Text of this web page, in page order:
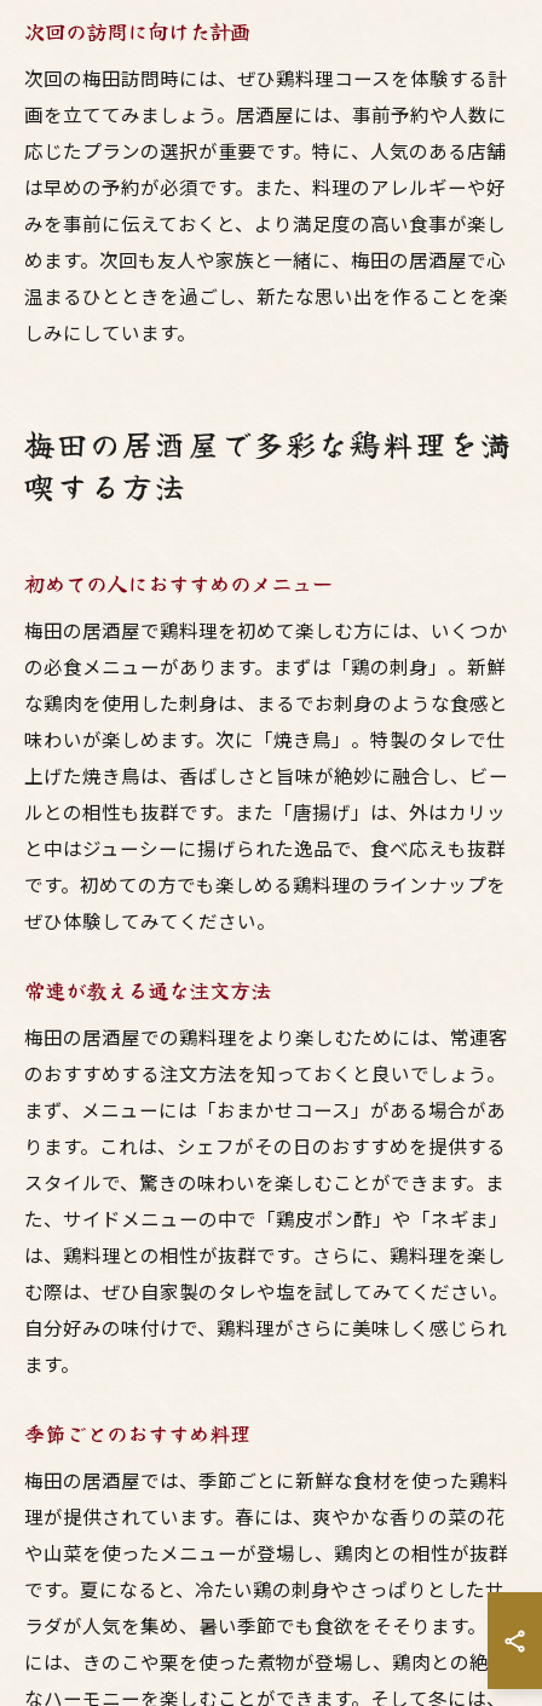
次回の訪問に向けた計画
次回の梅田訪問時には、ぜひ鶏料理コースを体験する計
画を立ててみましょう。居酒屋には、事前予約や人数に
応じたプランの選択が重要です。特に、人気のある店舗
は早めの予約が必須です。また、料理のアレルギーや好
みを事前に伝えておくと、より満足度の高い食事が楽し
めます。次回も友人や家族と一緒に、梅田の居酒屋で心
温まるひとときを過ごし、新たな思い出を作ることを楽
しみにしています。
梅田の居酒屋で多彩な鶏料理を満
喫する方法
初めての人におすすめのメニュー
梅田の居酒屋で鶏料理を初めて楽しむ方には、いくつか
の必食メニューがあります。まずは「鶏の刺身」。新鮮
な鶏肉を使用した刺身は、まるでお刺身のような食感と
味わいが楽しめます。次に「焼き鳥」。特製のタレで仕
上げた焼き鳥は、香ばしさと旨味が絶妙に融合し、ビー
ルとの相性も抜群です。また「唐揚げ」は、外はカリッ
と中はジューシーに揚げられた逸品で、食べ応えも抜群
です。初めての方でも楽しめる鶏料理のラインナップを
ぜひ体験してみてください。
常連が教える通な注文方法
梅田の居酒屋での鶏料理をより楽しむためには、常連客
のおすすめする注文方法を知っておくと良いでしょう。
まず、メニューには「おまかせコース」がある場合があ
ります。これは、シェフがその日のおすすめを提供する
スタイルで、驚きの味わいを楽しむことができます。ま
た、サイドメニューの中で「鶏皮ポン酢」や「ネギま」
は、鶏料理との相性が抜群です。さらに、鶏料理を楽し
む際は、ぜひ自家製のタレや塩を試してみてください。
自分好みの味付けで、鶏料理がさらに美味しく感じられ
ます。
季節ごとのおすすめ料理
梅田の居酒屋では、季節ごとに新鮮な食材を使った鶏料
理が提供されています。春には、爽やかな香りの菜の花
や山菜を使ったメニューが登場し、鶏肉との相性が抜群
です。夏になると、冷たい鶏の刺身やさっぱりとしたサ
ラダが人気を集め、暑い季節でも食欲をそそります。秋
には、きのこや栗を使った煮物が登場し、鶏肉との絶妙
なハーモニーを楽しむことができます。そして冬には、